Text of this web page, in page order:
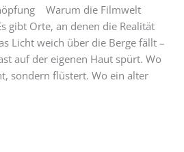
Warum die Filmwelt
gibt Orte, an denen die Realität
Licht weich über die Berge fällt –
auf der eigenen Haut spürt. Wo
sondern flüstert. Wo ein alter